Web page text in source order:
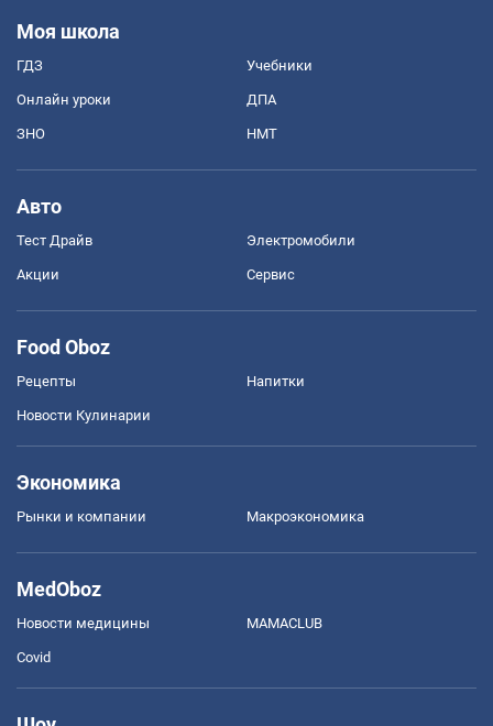
Моя школа
ГДЗ Учебники
Онлайн уроки ДПА
ЗНО НМТ
Авто
Тест Драйв Электромобили
Акции Сервис
Food Oboz
Рецепты Напитки
Новости Кулинарии
Экономика
Рынки и компании Mакроэкономика
MedOboz
Новости медицины MAMACLUB
Covid